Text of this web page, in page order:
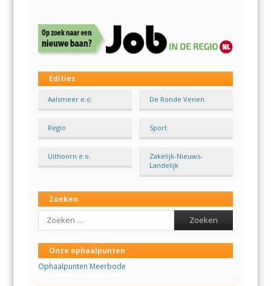
Edities
Aalsmeer e.o. De Ronde Venen
Regio Sport
Uithoorn e.o.
Zakelijk-Nieuws-
Landelijk
Zoeken
Search
Onze ophaalpunten
Ophaalpunten Meerbode